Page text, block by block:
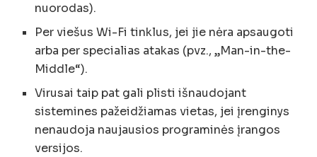
nuorodas).
Per viešus Wi-Fi tinklus, jei jie nėra apsaugoti
arba per specialias atakas (pvz., „Man-in-the-
Middle“).
Virusai taip pat gali plisti išnaudojant
sistemines pažeidžiamas vietas, jei įrenginys
nenaudoja naujausios programinės įrangos
versijos.